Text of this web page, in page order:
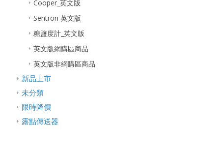
Cooper_英文版
Sentron 英文版
糖鹽度計_英文版
英文版網購區商品
英文版非網購區商品
新品上市
未分類
限時降價
露點傳送器